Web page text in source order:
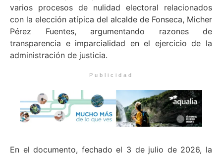
varios procesos de nulidad electoral relacionados
con la elección atípica del alcalde de Fonseca, Micher
Pérez Fuentes, argumentando razones de
transparencia e imparcialidad en el ejercicio de la
administración de justicia.
Publicidad
En el documento, fechado el 3 de julio de 2026, la